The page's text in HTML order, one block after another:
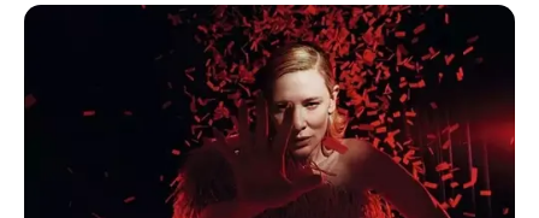
atención en el municipio deSan Calixto donde han sido
varios los registros de la enfermedadque han sido
atendidos en hospitales de la región.
COMPARTIR
ALERTA BOGOTÁ EN GOOGLE NEWS